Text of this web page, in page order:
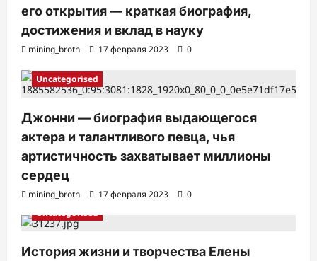
его открытия — краткая биография,
достижения и вклад в науку
mining_broth 17 февраля 2023 0
Uncategorised
Джонни — биография выдающегося
актера и талантливого певца, чья
артистичность захватывает миллионы
сердец
mining_broth 17 февраля 2023
0
Uncategorised
История жизни и творчества Елены